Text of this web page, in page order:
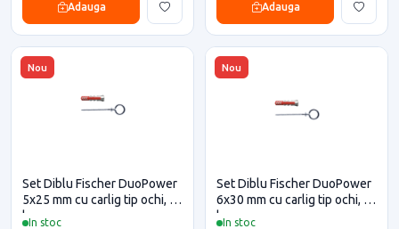
Adauga Adauga
Nou
In stoc
Set Diblu Fischer DuoPower
5x25 mm cu carlig tip ochi, 8
buc
Nou
In stoc
Set Diblu Fischer DuoPower
6x30 mm cu carlig tip ochi, 4
buc